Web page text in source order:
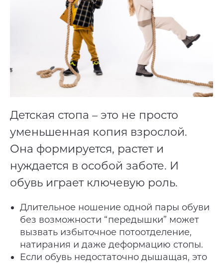
Детская стопа – это не просто
уменьшенная копия взрослой.
Она формируется, растет и
нуждается в особой заботе. И
обувь играет ключевую роль.
Длительное ношение одной пары обуви
без возможности “передышки” может
вызвать избыточное потоотделение,
натирания и даже деформацию стопы.
Если обувь недостаточно дышащая, это